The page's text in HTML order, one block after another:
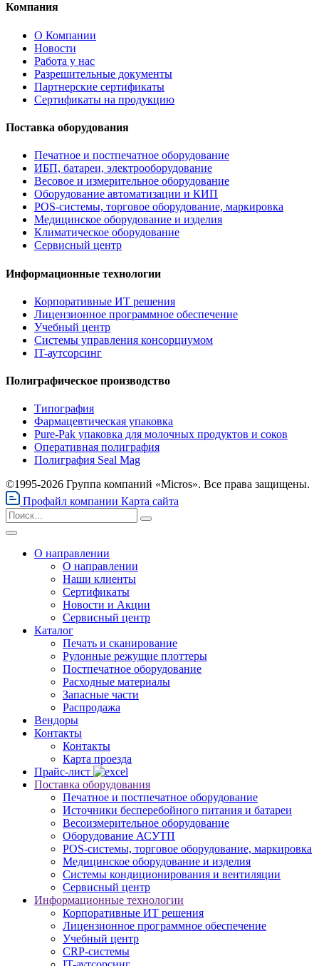
Компания
О Компании
Новости
Работа у нас
Разрешительные документы
Партнерские сертификаты
Сертификаты на продукцию
Поставка оборудования
Печатное и постпечатное оборудование
ИБП, батареи, электрооборудование
Весовое и измерительное оборудование
Оборудование автоматизации и КИП
POS-системы, торговое оборудование, маркировка
Медицинское оборудование и изделия
Климатическое оборудование
Сервисный центр
Информационные технологии
Корпоративные ИТ решения
Лицензионное программное обеспечение
Учебный центр
Системы управления консорциумом
IT-аутсорсинг
Полиграфическое производство
Типография
Фармацевтическая упаковка
Pure-Pak упаковка для молочных продуктов и соков
Оперативная полиграфия
Полиграфия Seal Mag
©1995-2026 Группа компаний «Micros». Все права защищены.
Профайл компании Карта сайта
О направлении
О направлении
Наши клиенты
Сертификаты
Новости и Акции
Сервисный центр
Каталог
Печать и сканирование
Рулонные режущие плоттеры
Постпечатное оборудование
Расходные материалы
Запасные части
Распродажа
Вендоры
Контакты
Контакты
Карта проезда
Прайс-лист
Поставка оборудования
Печатное и постпечатное оборудование
Источники бесперебойного питания и батареи
Весоизмерительное оборудование
Оборудование АСУТП
POS-системы, торговое оборудование, маркировка
Медицинское оборудование и изделия
Системы кондиционирования и вентиляции
Сервисный центр
Информационные технологии
Корпоративные ИТ решения
Лицензионное программное обеспечение
Учебный центр
CRP-системы